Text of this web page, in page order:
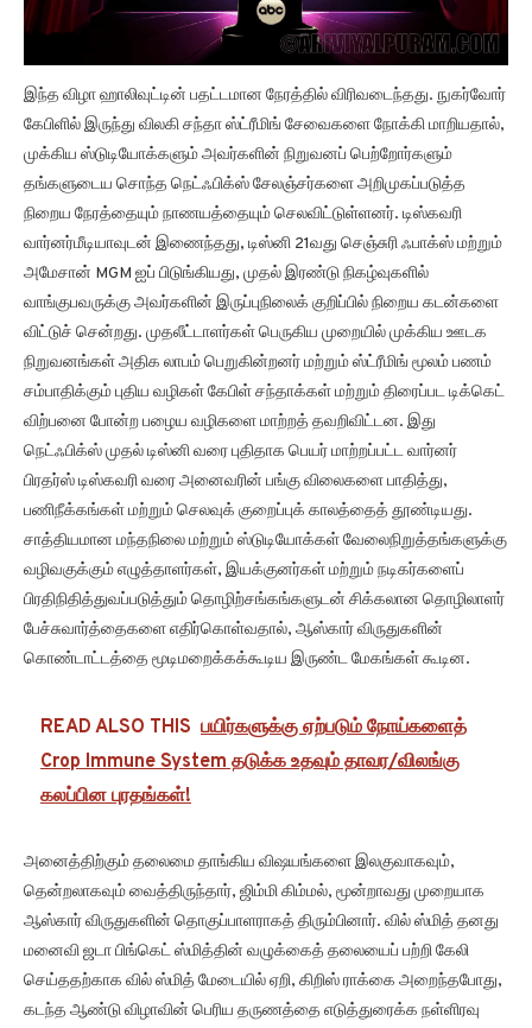
இந்த விழா ஹாலிவுட்டின் பதட்டமான நேரத்தில் விரிவடைந்தது. நுகர்வோர்
கேபிளில் இருந்து விலகி சந்தா ஸ்ட்ரீமிங் சேவைகளை நோக்கி மாறியதால்,
முக்கிய ஸ்டுடியோக்களும் அவர்களின் நிறுவனப் பெற்றோர்களும்
தங்களுடைய சொந்த நெட்ஃபிக்ஸ் சேலஞ்சர்களை அறிமுகப்படுத்த
நிறைய நேரத்தையும் நாணயத்தையும் செலவிட்டுள்ளனர். டிஸ்கவரி
வார்னர்மீடியாவுடன் இணைந்தது, டிஸ்னி 21வது செஞ்சுரி ஃபாக்ஸ் மற்றும்
அமேசான் MGM ஐப் பிடுங்கியது, முதல் இரண்டு நிகழ்வுகளில்
வாங்குபவருக்கு அவர்களின் இருப்புநிலைக் குறிப்பில் நிறைய கடன்களை
விட்டுச் சென்றது. முதலீட்டாளர்கள் பெருகிய முறையில் முக்கிய ஊடக
நிறுவனங்கள் அதிக லாபம் பெறுகின்றனர் மற்றும் ஸ்ட்ரீமிங் மூலம் பணம்
சம்பாதிக்கும் புதிய வழிகள் கேபிள் சந்தாக்கள் மற்றும் திரைப்பட டிக்கெட்
விற்பனை போன்ற பழைய வழிகளை மாற்றத் தவறிவிட்டன. இது
நெட்ஃபிக்ஸ் முதல் டிஸ்னி வரை புதிதாக பெயர் மாற்றப்பட்ட வார்னர்
பிரதர்ஸ் டிஸ்கவரி வரை அனைவரின் பங்கு விலைகளை பாதித்து,
பணிநீக்கங்கள் மற்றும் செலவுக் குறைப்புக் காலத்தைத் தூண்டியது.
சாத்தியமான மந்தநிலை மற்றும் ஸ்டுடியோக்கள் வேலைநிறுத்தங்களுக்கு
வழிவகுக்கும் எழுத்தாளர்கள், இயக்குனர்கள் மற்றும் நடிகர்களைப்
பிரதிநிதித்துவப்படுத்தும் தொழிற்சங்கங்களுடன் சிக்கலான தொழிலாளர்
பேச்சுவார்த்தைகளை எதிர்கொள்வதால், ஆஸ்கார் விருதுகளின்
கொண்டாட்டத்தை மூடிமறைக்கக்கூடிய இருண்ட மேகங்கள் கூடின.
READ ALSO THIS பயிர்களுக்கு ஏற்படும் நோய்களைத்
Crop Immune System தடுக்க உதவும் தாவர/விலங்கு
கலப்பின புரதங்கள்!
அனைத்திற்கும் தலைமை தாங்கிய விஷயங்களை இலகுவாகவும்,
தென்றலாகவும் வைத்திருந்தார், ஜிம்மி கிம்மல், மூன்றாவது முறையாக
ஆஸ்கார் விருதுகளின் தொகுப்பாளராகத் திரும்பினார். வில் ஸ்மித் தனது
மனைவி ஜடா பிங்கெட் ஸ்மித்தின் வழுக்கைத் தலையைப் பற்றி கேலி
செய்ததற்காக வில் ஸ்மித் மேடையில் ஏறி, கிறிஸ் ராக்கை அறைந்தபோது,
கடந்த ஆண்டு விழாவின் பெரிய தருணத்தை எடுத்துரைக்க நள்ளிரவு